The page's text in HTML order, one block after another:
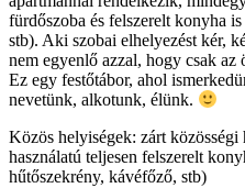
fürdőszoba és felszerelt konyha
stb). Aki szobai elhelyezést kér,
nem egyenlő azzal, hogy csak az
Ez egy festőtábor, ahol
nevetünk, alkotunk, élünk.
Közös helyiségek: zárt
használatú teljesen felszerelt
hűtőszekrény, kávéfőző, stb)